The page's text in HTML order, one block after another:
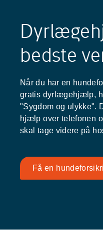
bedste
Når du har en
gratis dyrlægehjælp,
"Sygdom og ulykke".
hjælp over telefonen
skal tage videre på
Få en